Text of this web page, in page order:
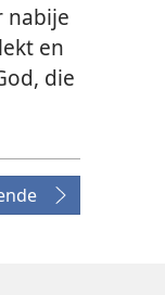
nabije
en
die